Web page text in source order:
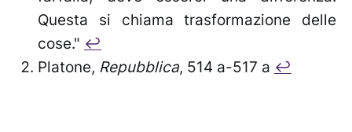
Questa si chiama trasformazione delle
cose." ↩︎
Platone, Repubblica, 514 a-517 a ↩︎